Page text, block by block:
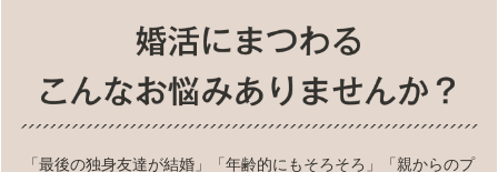
「最後の独身友達が結婚」「年齢的にもそろそろ」「親からのプ